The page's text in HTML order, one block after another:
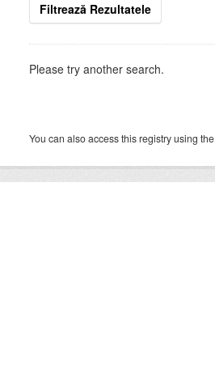
Filtrează Rezultatele
Please try another search.
You can also access this registry using the